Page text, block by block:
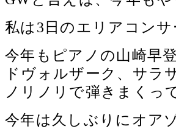
私は3日のエリアコン
今年もピアノの山崎早
ドヴォルザーク、サラ
ノリノリで弾きまくっ
今年は久しぶりにオア